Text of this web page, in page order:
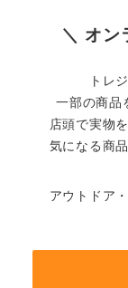
＼ オン
トレ
一部の商品
店頭で実物
気になる商
アウトドア